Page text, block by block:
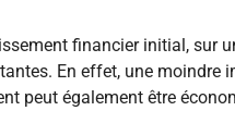
financier initial, sur
En effet, une moindre
peut également être